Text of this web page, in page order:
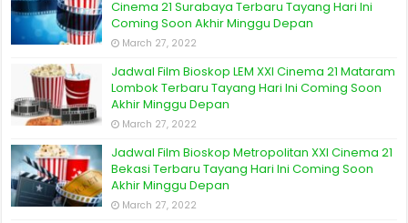
Cinema 21 Surabaya Terbaru Tayang Hari Ini
Coming Soon Akhir Minggu Depan
March 27, 2022
Jadwal Film Bioskop LEM XXI Cinema 21 Mataram
Lombok Terbaru Tayang Hari Ini Coming Soon
Akhir Minggu Depan
March 27, 2022
Jadwal Film Bioskop Metropolitan XXI Cinema 21
Bekasi Terbaru Tayang Hari Ini Coming Soon
Akhir Minggu Depan
March 27, 2022